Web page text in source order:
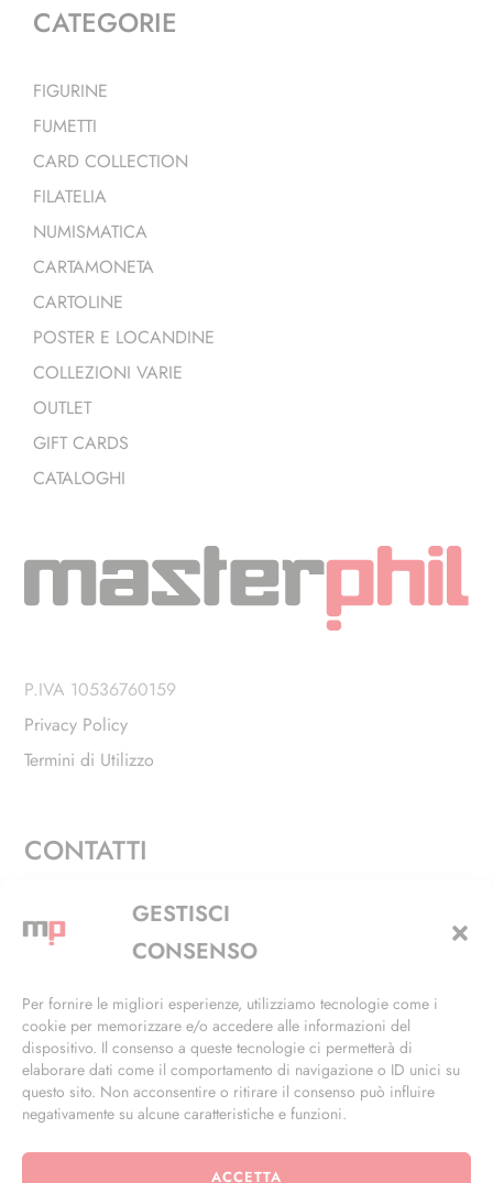
GESTISCI
CONSENSO
Per fornire le migliori esperienze, utilizziamo tecnologie come i
cookie per memorizzare e/o accedere alle informazioni del
dispositivo. Il consenso a queste tecnologie ci permetterà di
elaborare dati come il comportamento di navigazione o ID unici su
questo sito. Non acconsentire o ritirare il consenso può influire
negativamente su alcune caratteristiche e funzioni.
ACCETTA
CATEGORIE
FIGURINE
FUMETTI
CARD COLLECTION
FILATELIA
NUMISMATICA
CARTAMONETA
CARTOLINE
POSTER E LOCANDINE
COLLEZIONI VARIE
OUTLET
GIFT CARDS
CATALOGHI
P.IVA 10536760159
Privacy Policy
Termini di Utilizzo
CONTATTI
Via Alfieri, 27 - Trezzano Sul Naviglio (MI)
+39 02 4846 3155
info@masterphil.it